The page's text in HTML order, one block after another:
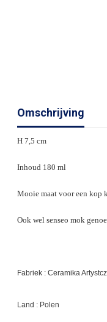
Omschrijving
H 7,5 cm
Inhoud 180 ml
Mooie maat voor een kop
Ook wel senseo mok
Fabriek : Ceramika
Land : Polen